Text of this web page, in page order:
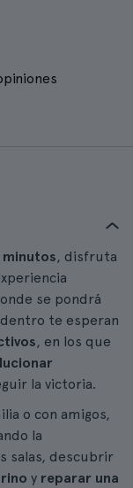
minutos, disfruta
se pondrá
te esperan
, en los que
la victoria.
o con amigos,
la
salas, descubrir
y reparar una